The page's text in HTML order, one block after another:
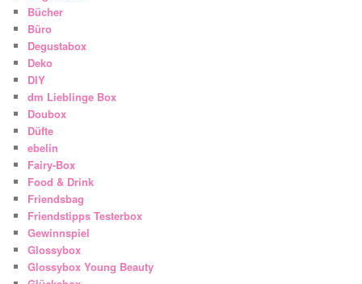
Bücher
Büro
Degustabox
Deko
DIY
dm Lieblinge Box
Doubox
Düfte
ebelin
Fairy-Box
Food & Drink
Friendsbag
Friendstipps Testerbox
Gewinnspiel
Glossybox
Glossybox Young Beauty